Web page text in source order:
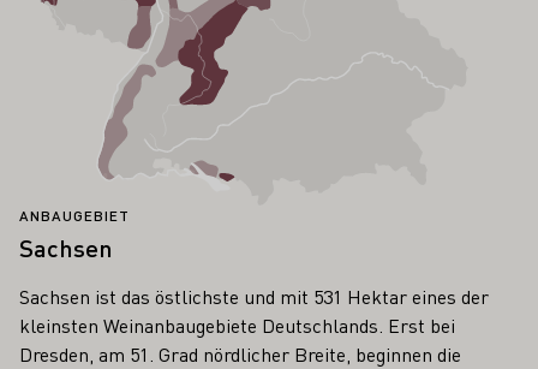
ANBAUGEBIET
Sachsen
Sachsen ist das östlichste und mit 531 Hektar eines der
kleinsten Weinanbaugebiete Deutschlands. Erst bei
Dresden, am 51. Grad nördlicher Breite, beginnen die